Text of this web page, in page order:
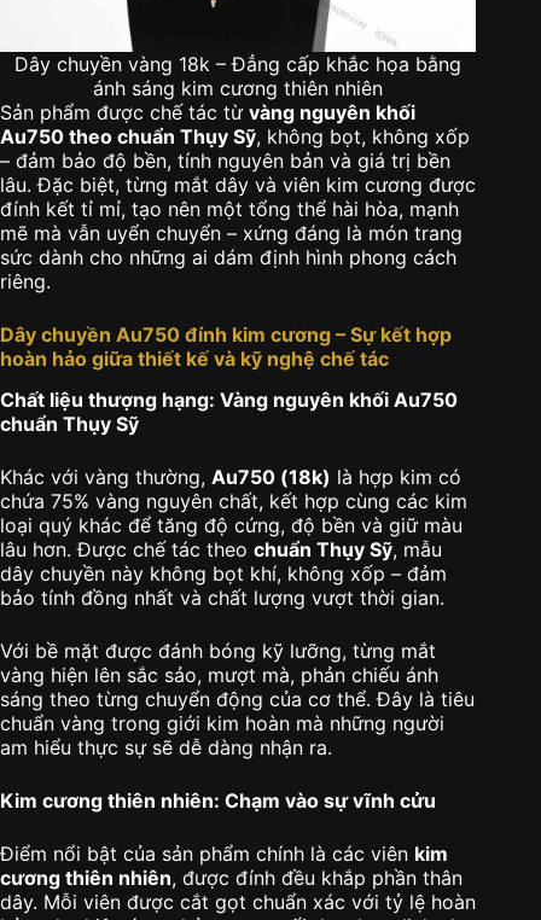
Dây chuyền vàng 18k – Đẳng cấp khắc họa bằng
ánh sáng kim cương thiên nhiên
Sản phẩm được chế tác từ vàng nguyên khối
Au750 theo chuẩn Thụy Sỹ, không bọt, không xốp
– đảm bảo độ bền, tính nguyên bản và giá trị bền
lâu. Đặc biệt, từng mắt dây và viên kim cương được
đính kết tỉ mỉ, tạo nên một tổng thể hài hòa, mạnh
mẽ mà vẫn uyển chuyển – xứng đáng là món trang
sức dành cho những ai dám định hình phong cách
riêng.
Dây chuyền Au750 đính kim cương – Sự kết hợp
hoàn hảo giữa thiết kế và kỹ nghệ chế tác
Chất liệu thượng hạng: Vàng nguyên khối Au750
chuẩn Thụy Sỹ
Khác với vàng thường, Au750 (18k) là hợp kim có
chứa 75% vàng nguyên chất, kết hợp cùng các kim
loại quý khác để tăng độ cứng, độ bền và giữ màu
lâu hơn. Được chế tác theo chuẩn Thụy Sỹ, mẫu
dây chuyền này không bọt khí, không xốp – đảm
bảo tính đồng nhất và chất lượng vượt thời gian.
Với bề mặt được đánh bóng kỹ lưỡng, từng mắt
vàng hiện lên sắc sảo, mượt mà, phản chiếu ánh
sáng theo từng chuyển động của cơ thể. Đây là tiêu
chuẩn vàng trong giới kim hoàn mà những người
am hiểu thực sự sẽ dễ dàng nhận ra.
Kim cương thiên nhiên: Chạm vào sự vĩnh cửu
Điểm nổi bật của sản phẩm chính là các viên kim
cương thiên nhiên, được đính đều khắp phần thân
dây. Mỗi viên được cắt gọt chuẩn xác với tỷ lệ hoàn